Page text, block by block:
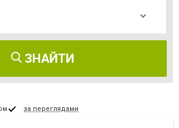
ЗНАЙТИ
за переглядами